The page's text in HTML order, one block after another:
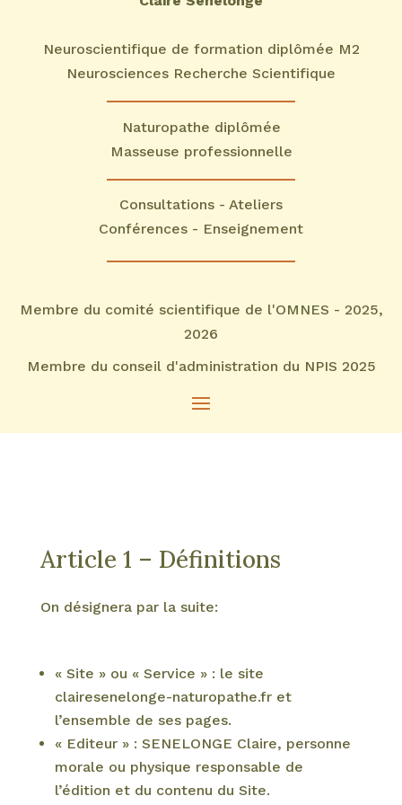
Neuroscientifique de formation diplômée M2
Neurosciences Recherche Scientifique
Naturopathe diplômée
Masseuse professionnelle
Consultations - Ateliers
Conférences - Enseignement
Membre du comité scientifique de l'OMNES - 2025,
2026
Membre du conseil d'administration du NPIS 2025
Article 1 – Définitions
On désignera par la suite:
« Site » ou « Service » : le site
clairesenelonge-naturopathe.fr et
l’ensemble de ses pages.
« Editeur » : SENELONGE Claire, personne
morale ou physique responsable de
l’édition et du contenu du Site.